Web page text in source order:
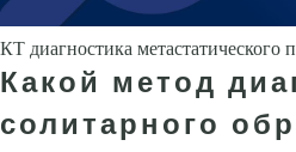
КТ диагностика метастатического
Какой метод
солитарного